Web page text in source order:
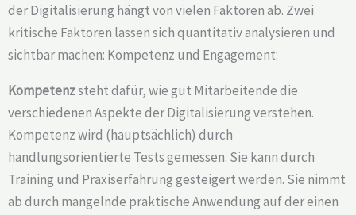
der Digitalisierung hängt von vielen Faktoren ab. Zwei
kritische Faktoren lassen sich quantitativ analysieren und
sichtbar machen: Kompetenz und Engagement:
Kompetenzsteht dafür, wie gut Mitarbeitende die
verschiedenen Aspekte der Digitalisierung verstehen.
Kompetenz wird (hauptsächlich) durch
handlungsorientierte Tests gemessen. Sie kann durch
Training und Praxiserfahrung gesteigert werden. Sie nimmt
ab durch mangelnde praktische Anwendung auf der einen